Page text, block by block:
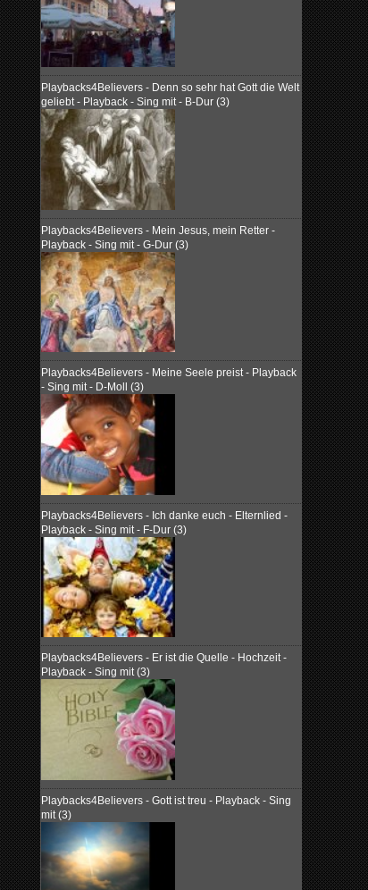
Playbacks4Believers - Denn so sehr hat Gott die Welt
geliebt - Playback - Sing mit - B-Dur (3)
Playbacks4Believers - Mein Jesus, mein Retter -
Playback - Sing mit - G-Dur (3)
Playbacks4Believers - Meine Seele preist - Playback
- Sing mit - D-Moll (3)
Playbacks4Believers - Ich danke euch - Elternlied -
Playback - Sing mit - F-Dur (3)
Playbacks4Believers - Er ist die Quelle - Hochzeit -
Playback - Sing mit (3)
Playbacks4Believers - Gott ist treu - Playback - Sing
mit (3)